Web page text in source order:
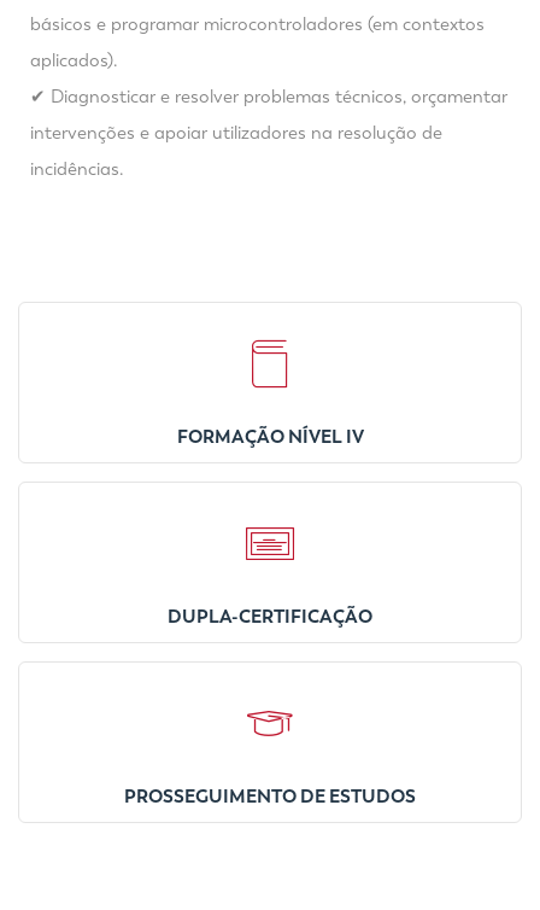
básicos e programar microcontroladores (em contextos
aplicados).
✔ Diagnosticar e resolver problemas técnicos, orçamentar
intervenções e apoiar utilizadores na resolução de
incidências.
FORMAÇÃO NÍVEL IV
DUPLA-CERTIFICAÇÃO
PROSSEGUIMENTO DE ESTUDOS